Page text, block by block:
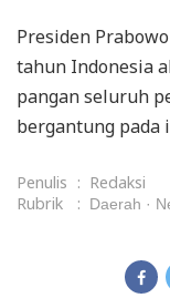
Presiden
tahun Indonesia
pangan seluruh
bergantung pada
Penulis : Redaksi
Rubrik
: Daerah